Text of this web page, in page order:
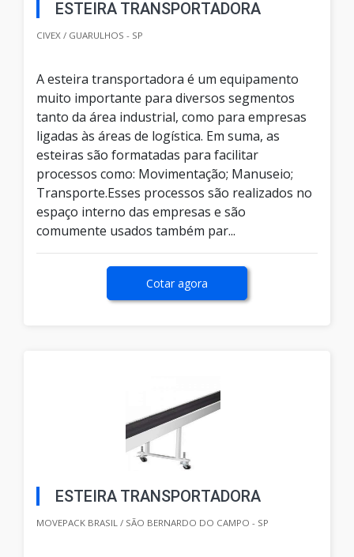
ESTEIRA TRANSPORTADORA
CIVEX / GUARULHOS - SP
A esteira transportadora é um equipamento
muito importante para diversos segmentos
tanto da área industrial, como para empresas
ligadas às áreas de logística. Em suma, as
esteiras são formatadas para facilitar
processos como: Movimentação; Manuseio;
Transporte.Esses processos são realizados no
espaço interno das empresas e são
comumente usados também par...
Cotar agora
ESTEIRA TRANSPORTADORA
MOVEPACK BRASIL / SÃO BERNARDO DO CAMPO - SP